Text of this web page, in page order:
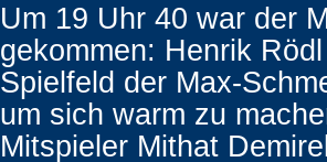
Um 19 Uhr 40 war der
gekommen: Henrik
Spielfeld der Max-
um sich warm zu
Mitspieler Mithat